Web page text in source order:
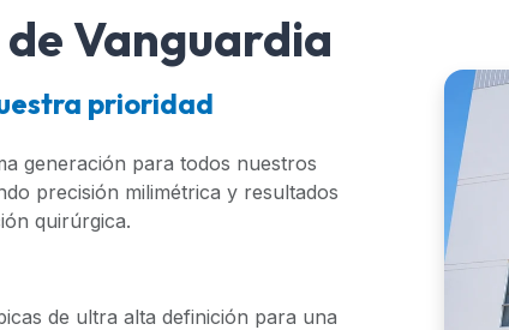
Vanguardia
prioridad
generación para todos nuestros
precisión milimétrica y resultados
quirúrgica.
de ultra alta definición para una